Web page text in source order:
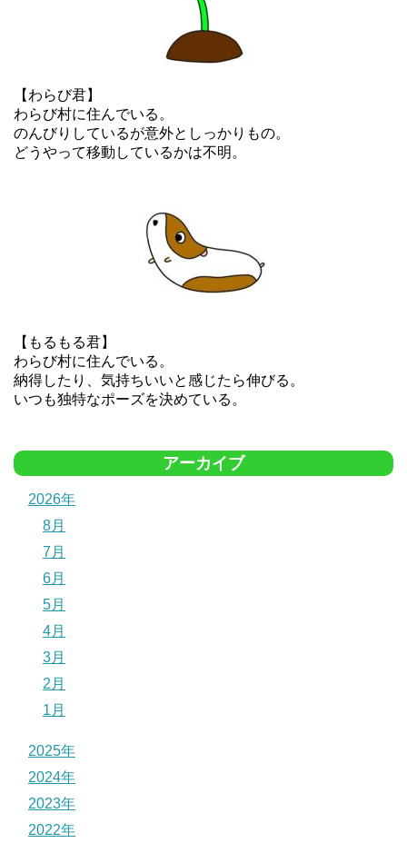
【わらび君】
わらび村に住んでいる。
のんびりしているが意外としっかりもの。
どうやって移動しているかは不明。
【もるもる君】
わらび村に住んでいる。
納得したり、気持ちいいと感じたら伸びる。
いつも独特なポーズを決めている。
アーカイブ
2026年
8月
7月
6月
5月
4月
3月
2月
1月
2025年
2024年
2023年
2022年